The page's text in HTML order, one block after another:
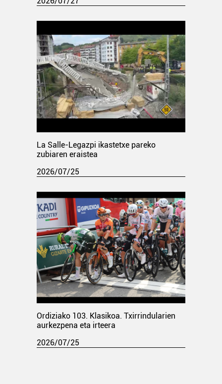
La Salle-Legazpi ikastetxe pareko
zubiaren eraistea
2026/07/25
Ordiziako 103. Klasikoa. Txirrindularien
aurkezpena eta irteera
2026/07/25